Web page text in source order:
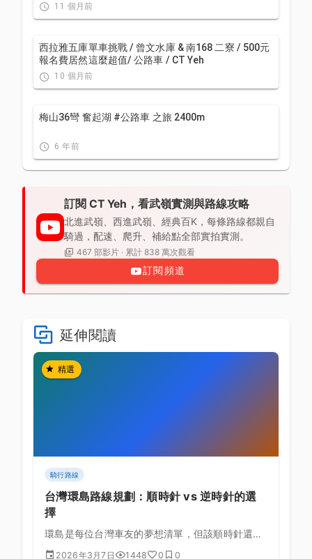
11 個月前
西拉雅五庫單車挑戰 / 曾文水庫 & 南168 二寮 / 500元
報名費居然這麼超值/ 公路車 / CT Yeh
10 個月前
梅山36彎 奮起湖 #公路車 之旅 2400m
6 年前
訂閱 CT Yeh，看武嶺實測與路線攻略
北進武嶺、西進武嶺、經典百K，每條路線都親自
騎過，配速、爬升、補給點全部實拍實測。
467 部影片 · 累計 838 萬次觀看
訂閱頻道
延伸閱讀
精選
騎行路線
台灣環島路線規劃：順時針 vs 逆時針的選
擇
環島是每位台灣車友的夢想清單，但該順時針還是
逆時針？從風向、路況、補給到景觀，全方位分析
2026年3月7日 1448 0 0